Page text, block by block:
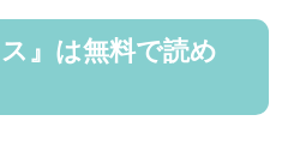
』は無料で読め